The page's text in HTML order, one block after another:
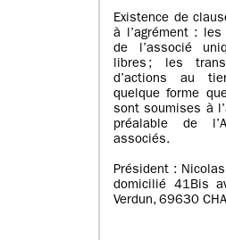
Existence de
à l’agrément : les
de l’associé
libres ; les
d’actions au
quelque forme
sont soumises à
préalable de
associés.
Président : Nicolas
domicilié 41Bis
Verdun, 69630